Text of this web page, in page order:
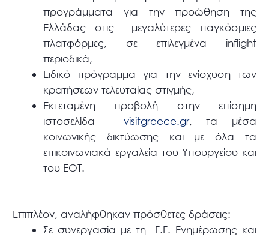
προγράμματα για την προώθηση της
Ελλάδας στις μεγαλύτερες παγκόσμιες
πλατφόρμες, σε επιλεγμένα inflight
περιοδικά,
Ειδικό πρόγραμμα για την ενίσχυση των
κρατήσεων τελευταίας στιγμής,
Εκτεταμένη προβολή στην επίσημη
ιστοσελίδα visitgreece.gr, τα μέσα
κοινωνικής δικτύωσης και με όλα τα
επικοινωνιακά εργαλεία του Υπουργείου και
του ΕΟΤ.
Επιπλέον, αναλήφθηκαν πρόσθετες δράσεις:
Σε συνεργασία με τη Γ.Γ. Ενημέρωσης και